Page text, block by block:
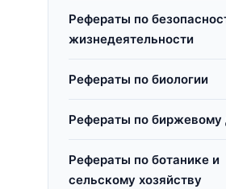
Рефераты по
жизнедеятельности
Рефераты по биологии
Рефераты по биржевому
Рефераты по ботанике и
сельскому хозяйству